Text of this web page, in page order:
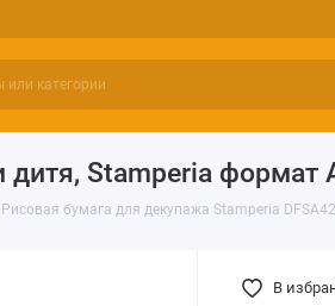
дитя, Stamperia формат
Рисовая бумага для декупажа Stamperia
В